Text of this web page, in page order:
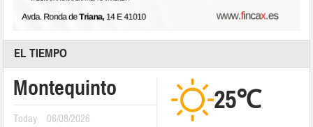
EL TIEMPO
Montequinto
Today 06/08/2026
25℃